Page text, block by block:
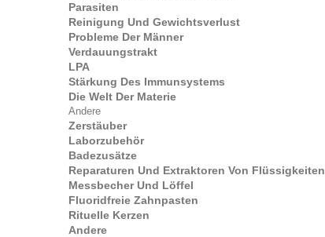
Parasiten
Reinigung Und Gewichtsverlust
Probleme Der Männer
Verdauungstrakt
LPA
Stärkung Des Immunsystems
Die Welt Der Materie
Andere
Zerstäuber
Laborzubehör
Badezusätze
Reparaturen Und Extraktoren Von Flüssigkeiten
Messbecher Und Löffel
Fluoridfreie Zahnpasten
Rituelle Kerzen
Andere